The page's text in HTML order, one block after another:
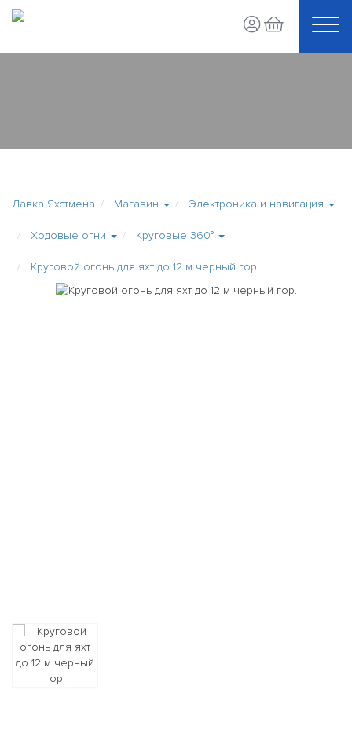
Лавка Яхстмена Магазин Электроника и навигация
Ходовые огни Круговые 360°
Круговой огонь для яхт до 12 м черный гор.